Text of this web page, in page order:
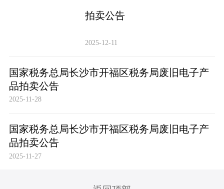
拍卖公告
2025-12-11
国家税务总局长沙市开福区税务局废旧电子产
品拍卖公告
2025-11-28
国家税务总局长沙市开福区税务局废旧电子产
品拍卖公告
2025-11-27